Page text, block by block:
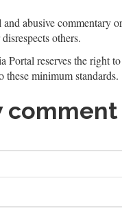
abusive commentary
others.
Portal reserves the right
these minimum standards.
comment